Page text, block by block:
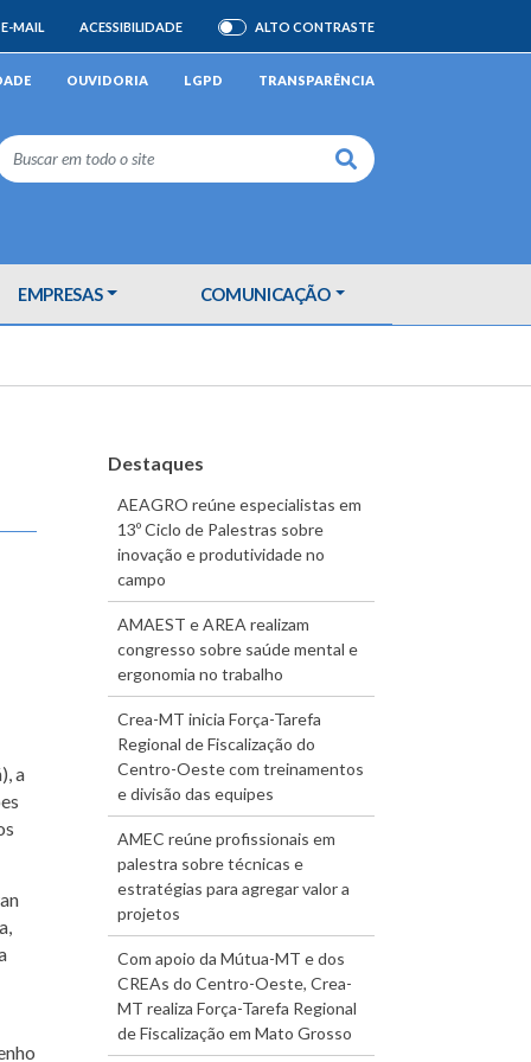
E-MAIL ACESSIBILIDADE ATIVAR/DESATIVAR
ALTO CONTRASTE
OUVIDORIA LGPD TRANSPARÊNCIA
Buscar
EMPRESAS COMUNICAÇÃO
a
Destaques
AEAGRO reúne especialistas em
13º Ciclo de Palestras sobre
inovação e produtividade no
campo
AMAEST e AREA realizam
congresso sobre saúde mental e
ergonomia no trabalho
Crea-MT inicia Força-Tarefa
Regional de Fiscalização do
Centro-Oeste com treinamentos
e divisão das equipes
AMEC reúne profissionais em
palestra sobre técnicas e
estratégias para agregar valor a
projetos
Com apoio da Mútua-MT e dos
CREAs do Centro-Oeste, Crea-
MT realiza Força-Tarefa Regional
de Fiscalização em Mato Grosso